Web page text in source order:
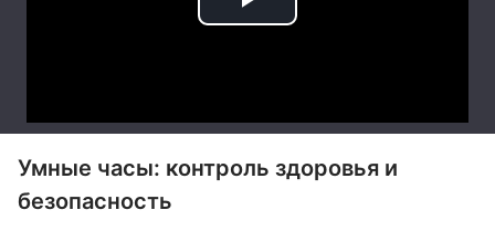
Умные часы: контроль здоровья и
безопасность